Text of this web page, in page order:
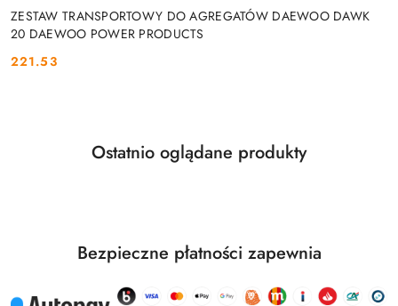
ZESTAW TRANSPORTOWY DO AGREGATÓW DAEWOO DAWK
20 DAEWOO POWER PRODUCTS
Cena:
221.53
Pomiń karuzelę produktów
Produkty
Ostatnio oglądane produkty
Bezpieczne płatności zapewnia